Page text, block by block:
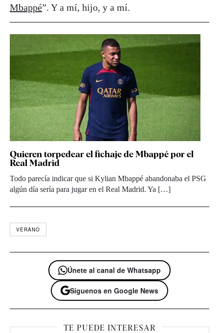
Mbappé”. Y a mí, hijo, y a mí.
Quieren torpedear el fichaje de Mbappé por el
Real Madrid
Todo parecía indicar que si Kylian Mbappé abandonaba el PSG
algún día sería para jugar en el Real Madrid. Ya […]
VERANO
Únete al canal de Whatsapp
Síguenos en Google News
TE PUEDE INTERESAR